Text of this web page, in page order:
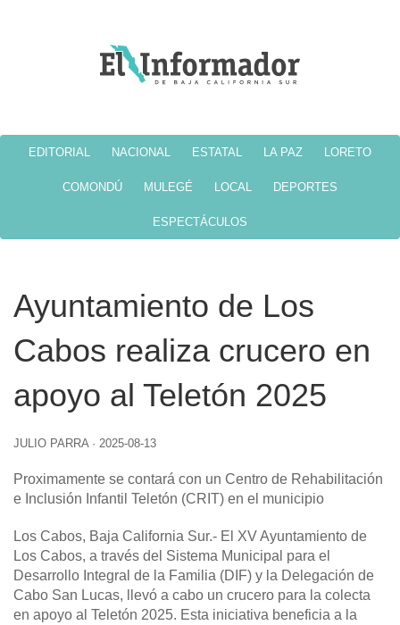
EDITORIAL NACIONAL ESTATAL LA PAZ LORETO
COMONDÚ MULEGÉ LOCAL DEPORTES
ESPECTÁCULOS
Ayuntamiento de Los
Cabos realiza crucero en
apoyo al Teletón 2025
JULIO PARRA · 2025-08-13
Proximamente se contará con un Centro de Rehabilitación
e Inclusión Infantil Teletón (CRIT) en el municipio
Los Cabos, Baja California Sur.- El XV Ayuntamiento de
Los Cabos, a través del Sistema Municipal para el
Desarrollo Integral de la Familia (DIF) y la Delegación de
Cabo San Lucas, llevó a cabo un crucero para la colecta
en apoyo al Teletón 2025. Esta iniciativa beneficia a la